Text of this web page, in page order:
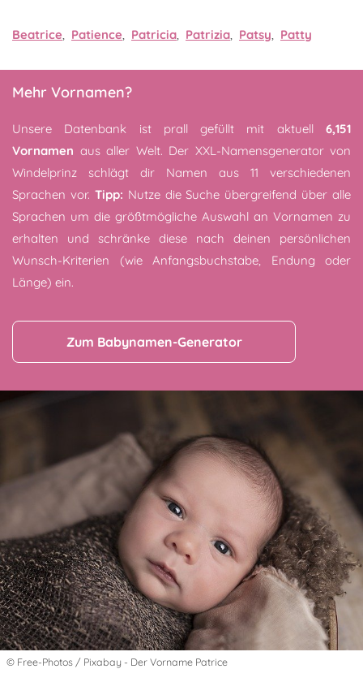
Beatrice, Patience, Patricia, Patrizia, Patsy, Patty
Mehr Vornamen?
Unsere Datenbank ist prall gefüllt mit aktuell 6,151
Vornamen aus aller Welt. Der XXL-Namensgenerator von
Windelprinz schlägt dir Namen aus 11 verschiedenen
Sprachen vor. Tipp: Nutze die Suche übergreifend über alle
Sprachen um die größtmögliche Auswahl an Vornamen zu
erhalten und schränke diese nach deinen persönlichen
Wunsch-Kriterien (wie Anfangsbuchstabe, Endung oder
Länge) ein.
Zum Babynamen-Generator
© Free-Photos / Pixabay - Der Vorname Patrice